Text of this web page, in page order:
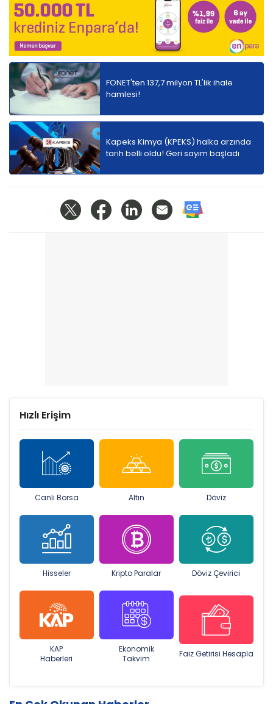
FONET'ten 137,7 milyon TL'lik ihale
hamlesi!
Kapeks Kimya (KPEKS) halka arzında
tarih belli oldu! Geri sayım başladı
Hızlı Erişim
Canlı Borsa Altın Döviz
Hisseler Kripto Paralar Döviz Çevirici
KAP
Haberleri
Ekonomik
Takvim
Faiz Getirisi Hesapla